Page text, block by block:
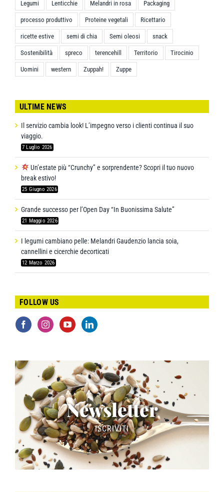
Legumi Lenticchie Melandri in rosa Packaging
processo produttivo Proteine vegetali Ricettario
ricette estive semi di chia Semi oleosi snack
Sostenibilità spreco terencehill Territorio Tirocinio
Uomini western Zuppah! Zuppe
ULTIME NEWS
Il servizio cambia look! L’impegno verso i clienti continua il suo
viaggio.
7 Luglio 2026
Un’estate più “Crunchy” e sorprendente? Scopri il tuo nuovo
break estivo!
25 Giugno 2026
Grande successo per l’Open Day “In Buonissima Salute”
21 Maggio 2026
I legumi cambiano pelle: Melandri Gaudenzio lancia soia,
cannellini e cicerchie decorticati
12 Marzo 2026
FOLLOW US
Newsletter
ISCRIVITI